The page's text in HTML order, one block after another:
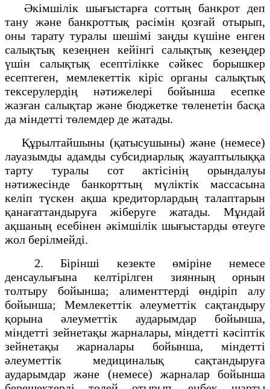
Әкімшілік шығыстарға соттың банкрот деп
тану және банкроттық рәсімін қозғай отырып,
оны тарату туралы шешімі заңды күшіне енген
салықтық кезеңнен кейінгі салықтық кезеңдер
үшін салықтық есептілікке сәйкес борышкер
есептеген, мемлекеттік кіріс органы салықтық
тексерулердің нәтижелері бойынша есепке
жазған салықтар және бюджетке төленетін басқа
да міндетті төлемдер де жатады.
Құрылтайшыны (қатысушыны) және (немесе)
лауазымды адамды субсидиарлық жауаптылыққа
тарту туралы сот актісінің орындалуы
нәтижесінде банкорттың мүліктік массасына
келіп түскен ақша кредиторлардың талаптарын
қанағаттандыруға жіберуге жатады. Мұндай
ақшаның есебінен әкімшілік шығыстарды өтеуге
жол берілмейді.
2. Бiрiншi кезекте өмiріне немесе
денсаулығына келтiрiлген зиянның орнын
толтыру бойынша; алименттердi өндiрiп алу
бойынша; Мемлекеттiк әлеуметтiк сақтандыру
қорына әлеуметтiк аударымдар бойынша,
мiндеттi зейнетақы жарналары, мiндеттi кәсiптiк
зейнетақы жарналары бойынша, міндетті
әлеуметтік медициналық сақтандыруға
аударымдар және (немесе) жарналар бойынша